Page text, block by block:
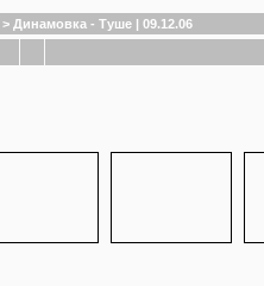
> Динамовка - Туше | 09.12.06